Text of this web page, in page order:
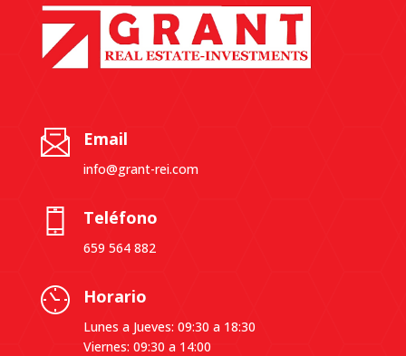
Email
info@grant-rei.com
Teléfono
659 564 882
Horario
Lunes a Jueves: 09:30 a 18:30
Viernes: 09:30 a 14:00